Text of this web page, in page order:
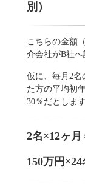
別）
こちらの金額
介会社がB社へ
仮に、毎月2名
た方の平均初
30％だとします
2名×12ヶ月
150万円